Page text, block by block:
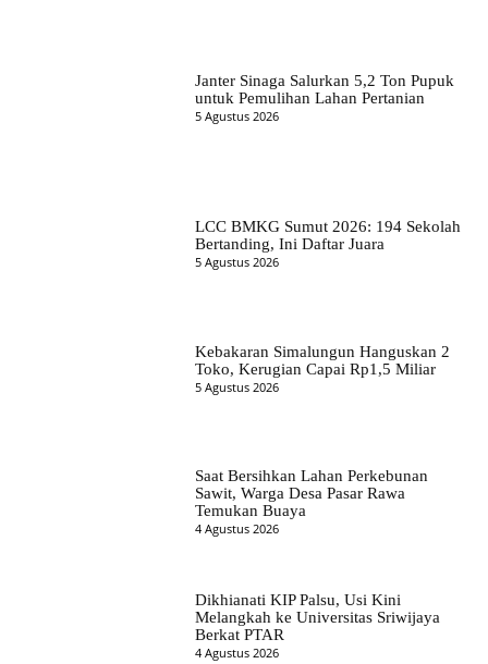
Janter Sinaga Salurkan 5,2 Ton Pupuk
untuk Pemulihan Lahan Pertanian
5 Agustus 2026
LCC BMKG Sumut 2026: 194 Sekolah
Bertanding, Ini Daftar Juara
5 Agustus 2026
Kebakaran Simalungun Hanguskan 2
Toko, Kerugian Capai Rp1,5 Miliar
5 Agustus 2026
Saat Bersihkan Lahan Perkebunan
Sawit, Warga Desa Pasar Rawa
Temukan Buaya
4 Agustus 2026
Dikhianati KIP Palsu, Usi Kini
Melangkah ke Universitas Sriwijaya
Berkat PTAR
4 Agustus 2026